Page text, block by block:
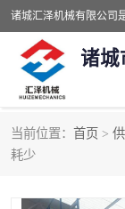
诸城
当前位置： 首页 >
耗少发酵设备
鸡粪发酵机